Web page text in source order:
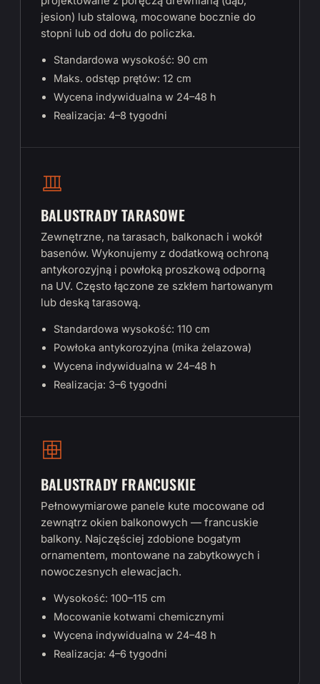
jesion) lub stalową, mocowane bocznie do
stopni lub od dołu do policzka.
Standardowa wysokość: 90 cm
Maks. odstęp prętów: 12 cm
Wycena indywidualna w 24–48 h
Realizacja: 4–8 tygodni
BALUSTRADY TARASOWE
Zewnętrzne, na tarasach, balkonach i wokół
basenów. Wykonujemy z dodatkową ochroną
antykorozyjną i powłoką proszkową odporną
na UV. Często łączone ze szkłem hartowanym
lub deską tarasową.
Standardowa wysokość: 110 cm
Powłoka antykorozyjna (mika żelazowa)
Wycena indywidualna w 24–48 h
Realizacja: 3–6 tygodni
BALUSTRADY FRANCUSKIE
Pełnowymiarowe panele kute mocowane od
zewnątrz okien balkonowych — francuskie
balkony. Najczęściej zdobione bogatym
ornamentem, montowane na zabytkowych i
nowoczesnych elewacjach.
Wysokość: 100–115 cm
Mocowanie kotwami chemicznymi
Wycena indywidualna w 24–48 h
Realizacja: 4–6 tygodni